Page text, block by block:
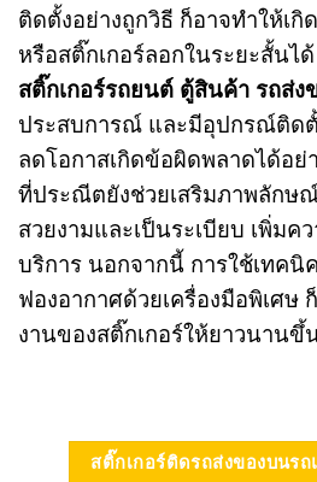
ติดตั้งอย่างถูกวิธี ก็อาจทำให้เ
หรือสติ๊กเกอร์ลอกในระยะสั้นได้
สติ๊กเกอร์รถยนต์ ตู้สินค้า รถส่ง
ประสบการณ์ และมีอุปกรณ์ติดตั้
ลดโอกาสเกิดข้อผิดพลาดได้อย่
ที่ประณีตยังช่วยเสริมภาพลักษ
สวยงามและเป็นระเบียบ เพิ่มค
บริการ นอกจากนี้ การใช้เทคนิ
ฟองอากาศด้วยเครื่องมือพิเศษ
งานของสติ๊กเกอร์ให้ยาวนานขึ้
สติ๊กเกอร์ติดรถส่งของบนรถ